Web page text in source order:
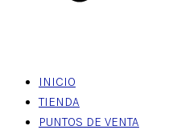
INICIO
TIENDA
PUNTOS DE VENTA